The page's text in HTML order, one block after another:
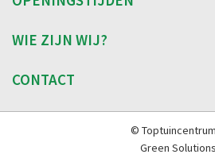
WIE ZIJN WIJ?
CONTACT
©
Green Solutions